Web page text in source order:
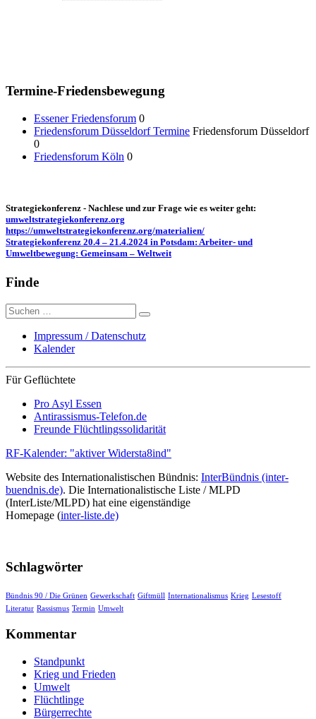
Termine-Friedensbewegung
Essener Friedensforum 0
Friedensforum Düsseldorf Termine Friedensforum Düsseldorf
0
Friedensforum Köln 0
Strategiekonferenz - Nachlese und zur Frage wie es weiter geht:
umweltstrategiekonferenz.org
https://umweltstrategiekonferenz.org/materialien/
Strategiekonferenz 20.4 – 21.4.2024 in Potsdam: Arbeiter- und
Umweltbewegung: Gemeinsam – Weltweit
Finde
Suche
nach:
Impressum / Datenschutz
Kalender
Für Geflüchtete
Pro Asyl Essen
Antirassismus-Telefon.de
Freunde Flüchtlingssolidarität
RF-Kalender: "aktiver Widersta8ind"
Website des Internationalistischen Bündnis: InterBündnis (inter-
buendnis.de). Die Internationalistische Liste / MLPD
(InterListe/MLPD) hat eine eigenständige
Homepage (inter-liste.de)
Schlagwörter
Bündnis 90 / Die Grünen Gewerkschaft Giftmüll Internationalismus Krieg Lesestoff
Literatur Rassismus Termin Umwelt
Kommentar
Standpunkt
Krieg und Frieden
Umwelt
Flüchtlinge
Bürgerrechte